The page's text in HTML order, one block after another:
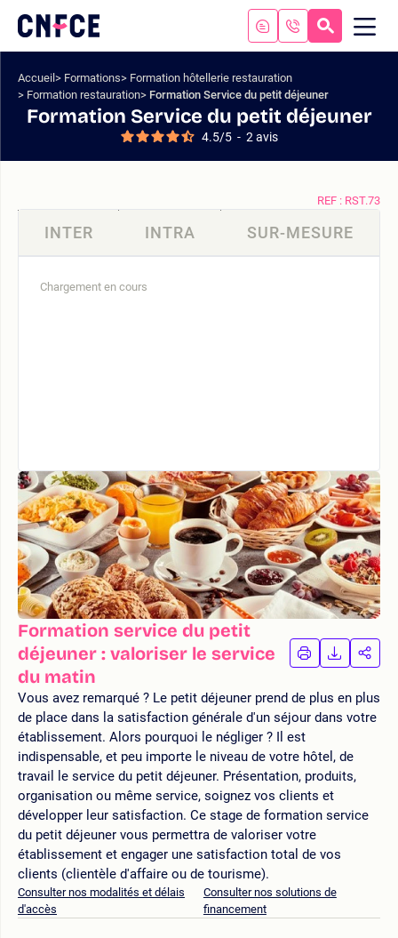
contenu
menu
la
Logo
site
Accueil Formations
Formation hôtellerie restauration
Formation restauration
Formation Service du petit déjeuner
Formation Service du petit déjeuner
4.5/5 - 2 avis
Formation service du petit
déjeuner : valoriser le service
du matin
IMPRIMER
LA
LA
Vous avez remarqué ? Le petit déjeuner prend de plus en plus
de place dans la satisfaction générale d'un séjour dans votre
établissement. Alors pourquoi le négliger ? Il est
indispensable, et peu importe le niveau de votre hôtel, de
travail le service du petit déjeuner. Présentation, produits,
organisation ou même service, soignez vos clients et
développer leur satisfaction. Ce stage de formation service
du petit déjeuner vous permettra de valoriser votre
établissement et engager une satisfaction total de vos
clients (clientèle d'affaire ou de tourisme).
Consulter nos modalités et délais
d'accès
Consulter nos solutions de
financement
REF : RST.73
INTER INTRA SUR-MESURE